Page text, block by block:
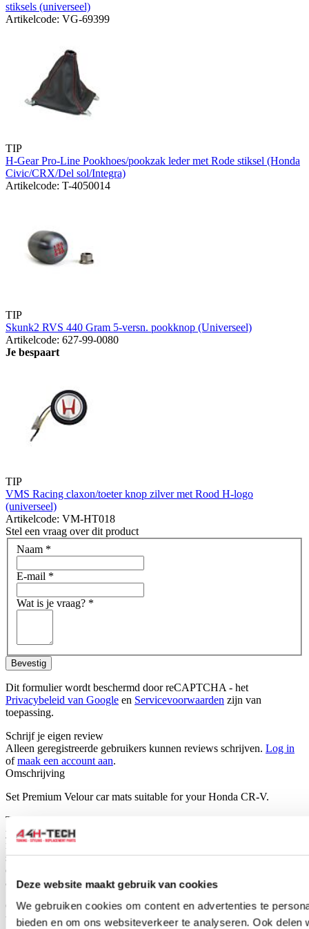
Deze website maakt gebruik van cookies
We gebruiken cookies om content en advertenties te
bieden en om ons websiteverkeer te analyseren. Ook
stiksels (universeel)
Artikelcode: VG-69399
TIP
H-Gear Pro-Line Pookhoes/pookzak leder met Rode stiksel (Honda
Civic/CRX/Del sol/Integra)
Artikelcode: T-4050014
TIP
Skunk2 RVS 440 Gram 5-versn. pookknop (Universeel)
Artikelcode: 627-99-0080
Je bespaart
TIP
VMS Racing claxon/toeter knop zilver met Rood H-logo
(universeel)
Artikelcode: VM-HT018
Stel een vraag over dit product
Naam *
E-mail *
Wat is je vraag? *
Bevestig
Dit formulier wordt beschermd door reCAPTCHA - het
Privacybeleid van Google en Servicevoorwaarden zijn van
toepassing.
Schrijf je eigen review
Alleen geregistreerde gebruikers kunnen reviews schrijven. Log in
ofmaak een account aan.
Omschrijving
Set Premium Velour car mats suitable for your Honda CR-V.
These mats are made of beautiful velour, are specially tailored for
your car type and therefore will fit perfectly. H-Gear premium car
mats are made of durable black velour fabric and also have the
standard mounting holes for easy fitting into your car, just like the
original mats. They have a anti-slip surface so the mats will not slip
away.
Car mats are an important barrier between the carpet of the car and
the dirt and moisture that comes off your shoes. They are specially